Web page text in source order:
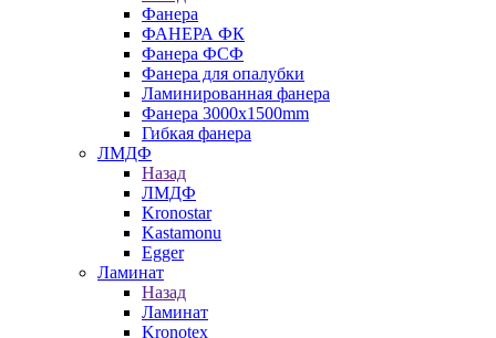
Фанера
ФАНЕРА ФК
Фанера ФСФ
Фанера для опалубки
Ламинированная фанера
Фанера 3000х1500mm
Гибкая фанера
ЛМДФ
Назад
ЛМДФ
Kronostar
Kastamonu
Egger
Ламинат
Назад
Ламинат
Kronotex